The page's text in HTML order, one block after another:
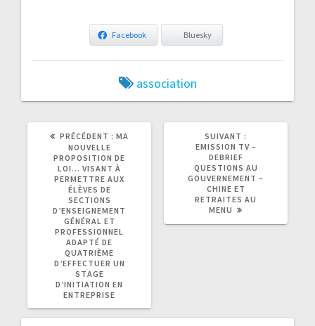
Facebook Bluesky
association
PRÉCÉDENT :
ARTICLE
PRÉCÉDENT
MA
NOUVELLE
PROPOSITION DE
LOI… VISANT À
PERMETTRE AUX
ÉLÈVES DE
SECTIONS
D’ENSEIGNEMENT
GÉNÉRAL ET
PROFESSIONNEL
ADAPTÉ DE
QUATRIÈME
D’EFFECTUER UN
STAGE
D’INITIATION EN
ENTREPRISE
SUIVANT :
ARTICLE
SUIVANT
EMISSION TV –
DEBRIEF
QUESTIONS AU
GOUVERNEMENT –
CHINE ET
RETRAITES AU
MENU